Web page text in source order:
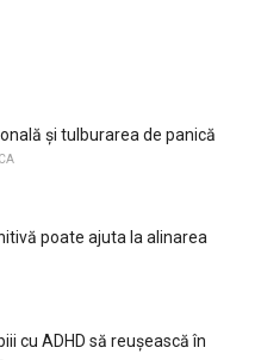
și tulburarea de panică
poate ajuta la alinarea
cu ADHD să reușească în